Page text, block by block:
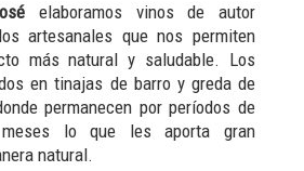
elaboramos vinos de autor
artesanales que nos permiten
más natural y saludable. Los
en tinajas de barro y greda de
permanecen por períodos de
lo que les aporta gran
natural.